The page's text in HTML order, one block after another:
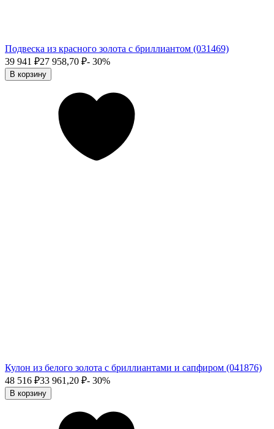
Подвеска из красного золота с бриллиантом (031469)
39 941 ₽27 958,70 ₽- 30%
В корзину
Кулон из белого золота с бриллиантами и сапфиром (041876)
48 516 ₽33 961,20 ₽- 30%
В корзину